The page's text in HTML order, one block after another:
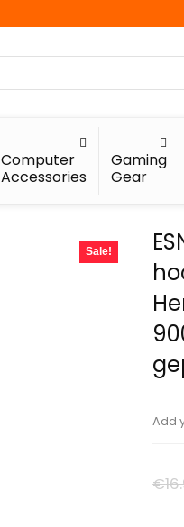
Computer
Accessories
Gaming
Gear
Sale!
Add
€